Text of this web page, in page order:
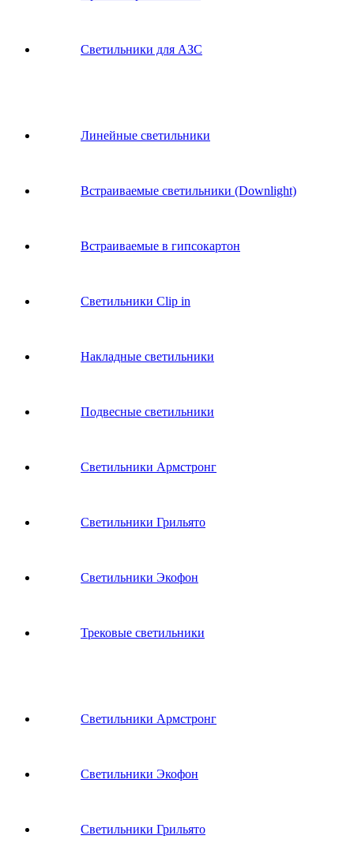
Светильники для АЗС
Линейные светильники
Встраиваемые светильники (Downlight)
Встраиваемые в гипсокартон
Светильники Clip in
Накладные светильники
Подвесные светильники
Светильники Армстронг
Светильники Грильято
Светильники Экофон
Трековые светильники
Светильники Армстронг
Светильники Экофон
Светильники Грильято